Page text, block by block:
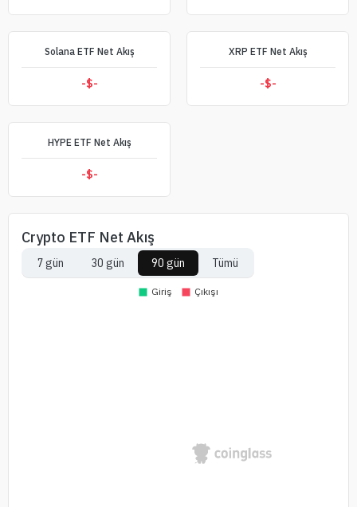
Solana ETF Net Akış
-$-
XRP ETF Net Akış
-$-
HYPE ETF Net Akış
-$-
Crypto ETF Net Akış
7 gün 30 gün 90 gün Tümü